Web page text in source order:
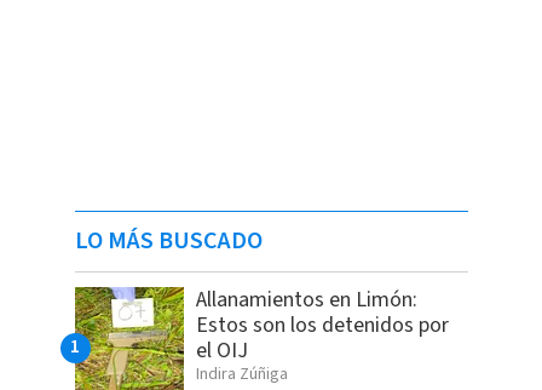
LO MÁS BUSCADO
Allanamientos en Limón:
Estos son los detenidos por
el OIJ
Indira Zúñiga